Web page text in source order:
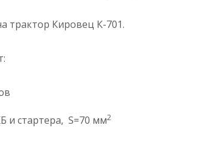
трактор Кировец К-701.
и стартера, S=70 мм2